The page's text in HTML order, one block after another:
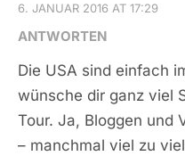
6. JANUAR 2016 AT 17:29
ANTWORTEN
Die USA sind einfach
wünsche dir ganz viel
Tour. Ja, Bloggen und
– manchmal viel zu